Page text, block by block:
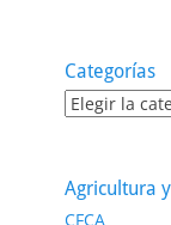
Categorías
Categorías
Agricultura
CFCA